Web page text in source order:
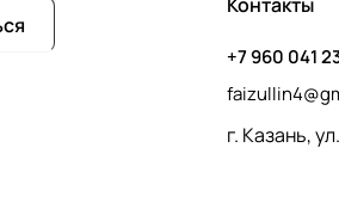
+7 960 041
г. Казань,